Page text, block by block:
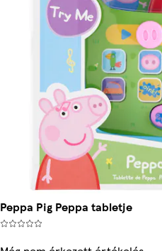
Peppa Pig Peppa tabletje